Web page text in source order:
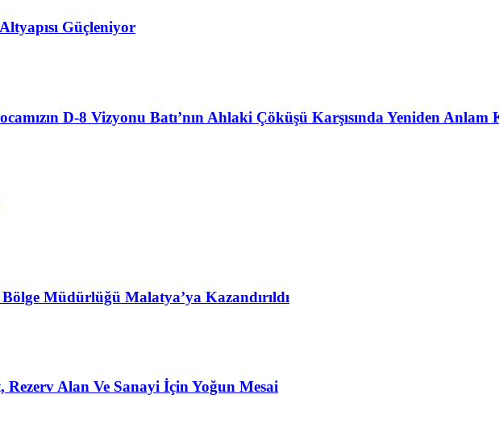
Güçleniyor
D-8 Vizyonu Batı’nın Ahlaki Çöküşü Karşısında Yeniden Anlam
Müdürlüğü Malatya’ya Kazandırıldı
Alan Ve Sanayi İçin Yoğun Mesai